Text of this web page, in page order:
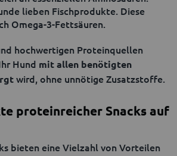
lieben Fischprodukte. Diese
Omega-3-Fettsäuren.
hochwertigen Proteinquellen
Hund mit allen benötigten
wird, ohne unnötige Zusatzstoffe.
proteinreicher Snacks auf
bieten eine Vielzahl von Vorteilen